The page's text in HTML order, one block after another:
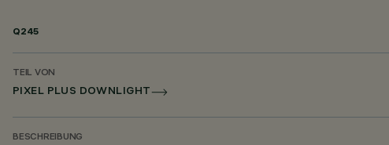
Q245
TEIL VON
PIXEL PLUS DOWNLIGHT
BESCHREIBUNG